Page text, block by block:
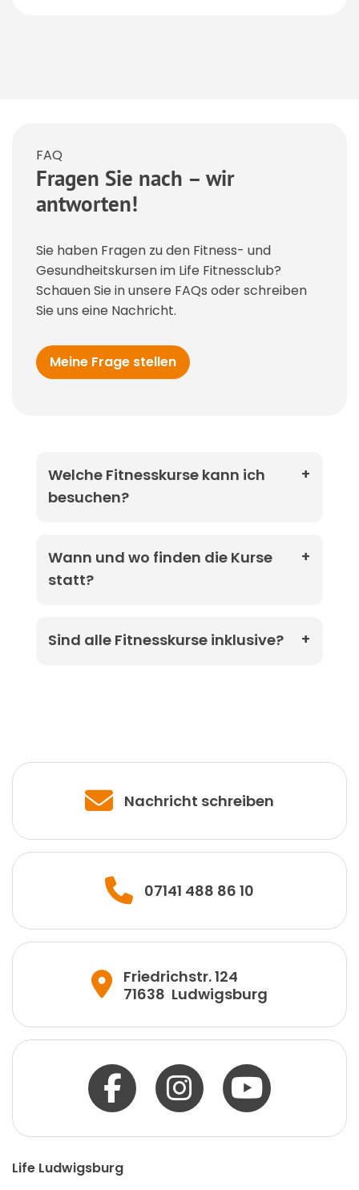
Fragen Sie nach – wir
antworten!
FAQ
Sie haben Fragen zu den Fitness- und
Gesundheitskursen im Life Fitnessclub?
Schauen Sie in unsere FAQs oder schreiben
Sie uns eine Nachricht.
Meine Frage stellen
Welche Fitnesskurse kann ich
besuchen?
Wann und wo finden die Kurse
statt?
Sind alle Fitnesskurse inklusive?
Nachricht schreiben
07141 488 86 10
Friedrichstr. 124
71638 Ludwigsburg
Life Ludwigsburg